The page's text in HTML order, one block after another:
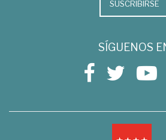
SUSCRIBIRSE
SÍGUENOS